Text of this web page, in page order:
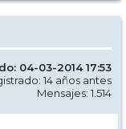
04-03-2014 17:53
14 años antes
Mensajes: 1.514